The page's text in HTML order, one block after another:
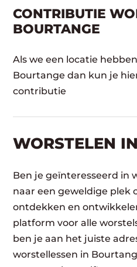
CONTRIBUTIE
BOURTANGE
Als we een locatie
Bourtange dan kun je
contributie
WORSTELEN​
Ben je geïnteresseerd in
naar een geweldige plek
ontdekken en
platform voor alle
ben je aan het juiste
worstellessen in